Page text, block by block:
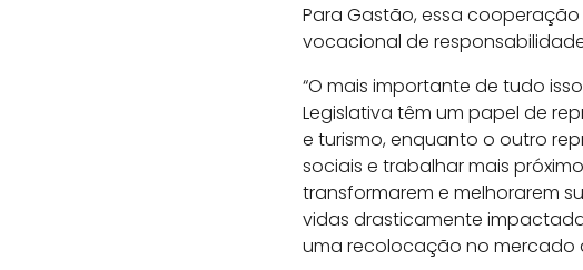
Para Gastão, essa
vocacional de
“O mais importante de tudo
Legislativa têm um papel de
e turismo, enquanto o outro
sociais e trabalhar mais
transformarem e melhorarem
vidas drasticamente
uma recolocação no mercado